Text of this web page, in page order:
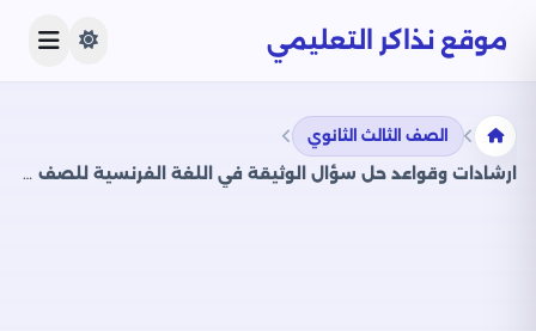
موقع نذاكر التعليمي
الصف الثالث الثانوي
ارشادات وقواعد حل سؤال الوثيقة في اللغة الفرنسية للصف الثالث الثانوي